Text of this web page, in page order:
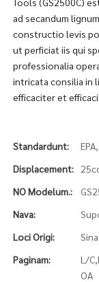
ad secandum
constructio levis
ut perficiat iis qui
professionalia
intricata consilia in
efficaciter et
Standardunt:
Displacement:
NO Modelum.:
Nava:
Loci Origi:
Sina
Paginam:
L/
OA